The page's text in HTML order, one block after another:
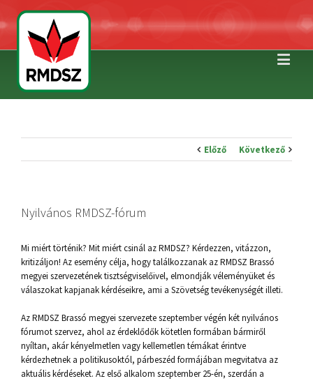
Előző Következő
Nyilvános RMDSZ-fórum
Mi miért történik? Mit miért csinál az RMDSZ? Kérdezzen, vitázzon,
kritizáljon! Az esemény célja, hogy találkozzanak az RMDSZ Brassó
megyei szervezetének tisztségviselőivel, elmondják véleményüket és
válaszokat kapjanak kérdéseikre, ami a Szövetség tevékenységét illeti.
Az RMDSZ Brassó megyei szervezete szeptember végén két nyilvános
fórumot szervez, ahol az érdeklődők kötetlen formában bármiről
nyíltan, akár kényelmetlen vagy kellemetlen témákat érintve
kérdezhetnek a politikusoktól, párbeszéd formájában megvitatva az
aktuális kérdéseket. Az első alkalom szeptember 25-én, szerdán a